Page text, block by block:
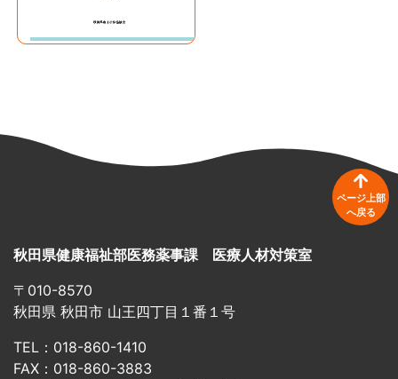
ページ上部
へ戻る
秋田県健康福祉部医務薬事課 医療人材対策室
〒010-8570
秋田県 秋田市 山王四丁目１番１号
TEL：018-860-1410
FAX：018-860-3883